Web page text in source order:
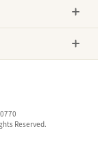
Reserved.